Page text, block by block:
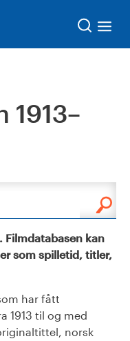
1913–
Filmdatabasen kan
som spilletid, titler,
har fått
1913 til og med
norsk